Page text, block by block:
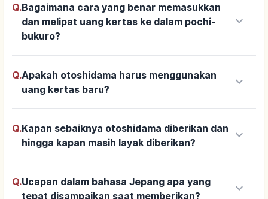
Q.Bagaimana cara yang benar memasukkan
dan melipat uang kertas ke dalam pochi-
bukuro?
keyboard_arrow_down
Q.Apakah otoshidama harus menggunakan
uang kertas baru?
keyboard_arrow_down
Q.Kapan sebaiknya otoshidama diberikan dan
hingga kapan masih layak diberikan?
keyboard_arrow_down
Q.Ucapan dalam bahasa Jepang apa yang
tepat disampaikan saat memberikan?
keyboard_arrow_down